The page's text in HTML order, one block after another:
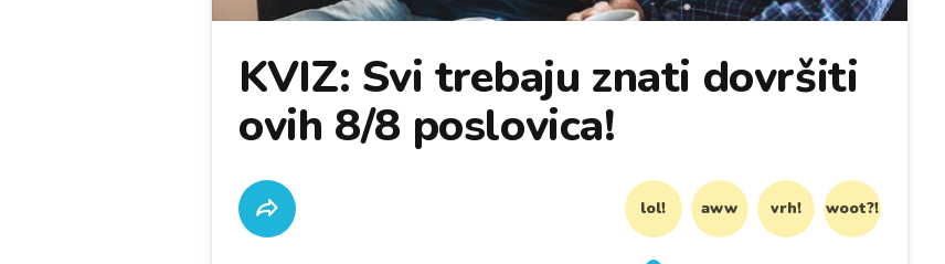
KVIZ: Svi trebaju znati dovršiti
ovih 8/8 poslovica!
lol! aww vrh! woot?!